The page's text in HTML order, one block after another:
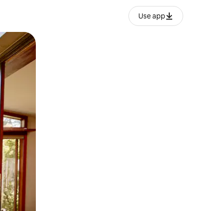
Use app
kidole kwenye ishara.